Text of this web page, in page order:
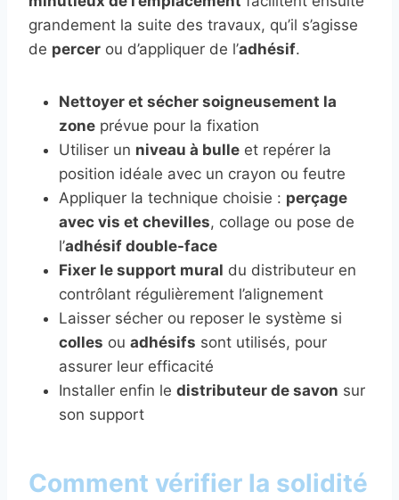
grandement la suite des travaux, qu’il s’agisse
de percer ou d’appliquer de l’adhésif.
Nettoyer et sécher soigneusement la
zone prévue pour la fixation
Utiliser un niveau à bulle et repérer la
position idéale avec un crayon ou feutre
Appliquer la technique choisie : perçage
avec vis et chevilles, collage ou pose de
l’adhésif double-face
Fixer le support mural du distributeur en
contrôlant régulièrement l’alignement
Laisser sécher ou reposer le système si
colles ou adhésifs sont utilisés, pour
assurer leur efficacité
Installer enfin le distributeur de savon sur
son support
Comment vérifier la solidité